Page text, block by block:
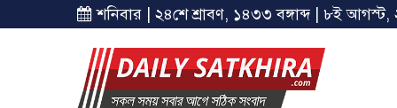
শনিবার | ২৪শে শ্রাবণ, ১৪৩৩ বঙ্গাব্দ | ৮ই আগস্ট,